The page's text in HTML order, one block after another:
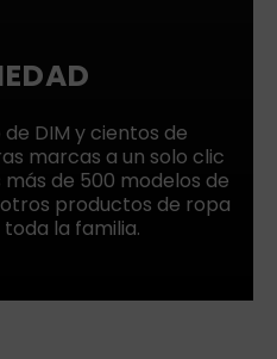
DIM y cientos de
marcas a un solo clic
de 500 modelos de
productos de ropa
la familia.